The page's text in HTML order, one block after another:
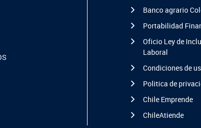
Banco agrario
Portabilidad
Oficio Ley de
Laboral
Condiciones de
Politica de
Chile Emprende
ChileAtiende